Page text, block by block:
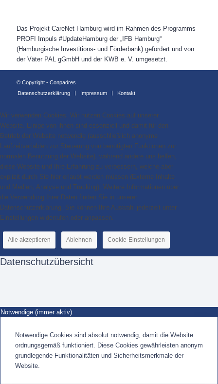
Das Projekt CareNet Hamburg wird im Rahmen des Programms
PROFI Impuls #UpdateHamburg der „IFB Hamburg“
(Hamburgische Investitions- und Förderbank) gefördert und von
der Väter PAL gGmbH und der KWB e. V. umgesetzt.
© Copyright - Conpadres
Datenschutzerklärung
Impressum Kontakt
Wir verwenden Cookies. Wir nutzen Cookies auf unserer
Website. Einige von ihnen sind essenziell und damit für den
Betrieb der Website notwendig (ausschließlich anonyme
Laufzeitvariablen zur Steuerung von benötigten Funktionen zur
normalen Benutzung der Website), während andere uns helfen,
diese Website und Ihre Erfahrung zu verbessern, welche aber
explizit durch Sie hier erlaubt werden müssen (Externe Inhalte
und Medien, Analyse und Tracking). Weitere Informationen über
die Verwendung Ihrer Daten finden Sie in unserer
Datenschutzerklärung. Sie können Ihre Auswahl jederzeit unter
Einstellungen widerrufen oder anpassen.
Alle akzeptieren Ablehnen Cookie-Einstellungen
Datenschutzübersicht
Notwendige (immer aktiv)
Notwendige Cookies sind absolut notwendig, damit die Website
ordnungsgemäß funktioniert. Diese Cookies gewährleisten anonym
grundlegende Funktionalitäten und Sicherheitsmerkmale der
Website.